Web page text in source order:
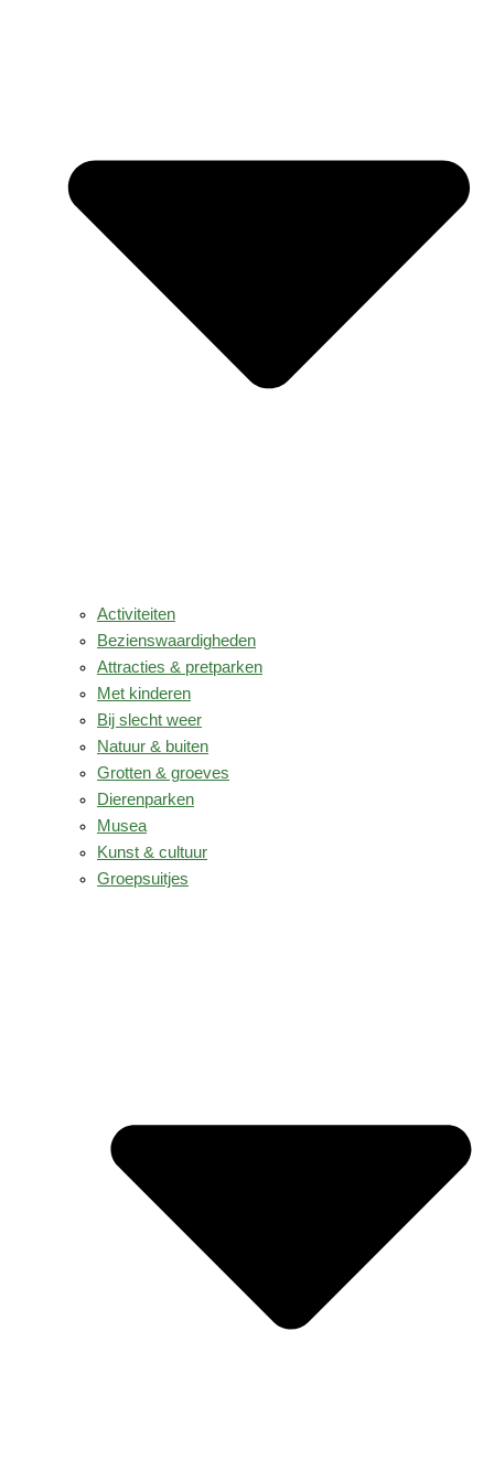
Activiteiten
Bezienswaardigheden
Attracties & pretparken
Met kinderen
Bij slecht weer
Natuur & buiten
Grotten & groeves
Dierenparken
Musea
Kunst & cultuur
Groepsuitjes